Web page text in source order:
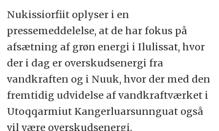
Nukissiorfiit oplyser i en
pressemeddelelse, at de har fokus på
afsætning af grøn energi i Ilulissat, hvor
der i dag er overskudsenergi fra
vandkraften og i Nuuk, hvor der med den
fremtidig udvidelse af vandkraftværket i
Utoqqarmiut Kangerluarsunnguat også
vil være overskudsenergi.